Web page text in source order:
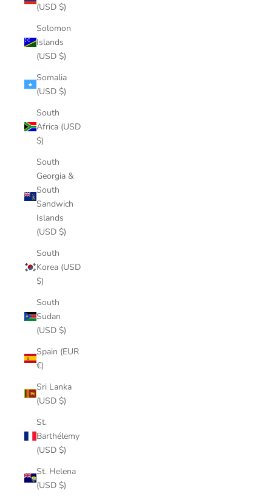
(USD $)
Solomon
Islands
(USD $)
Somalia
(USD $)
South
Africa (USD
$)
South
Georgia &
South
Sandwich
Islands
(USD $)
South
Korea (USD
$)
South
Sudan
(USD $)
Spain (EUR
€)
Sri Lanka
(USD $)
St.
Barthélemy
(USD $)
St. Helena
(USD $)